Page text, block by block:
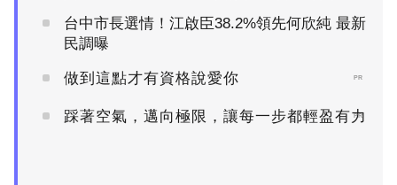
台中市長選情！江啟臣38.2%領先何欣純 最新
民調曝
做到這點才有資格說愛你 PR
踩著空氣，邁向極限，讓每一步都輕盈有力
PR